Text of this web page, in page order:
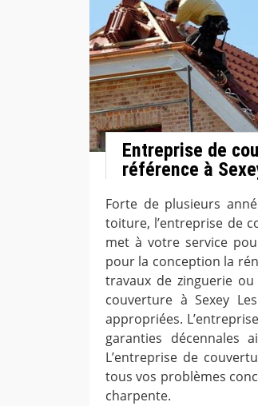
Entreprise de
référence à
Forte de plusieurs
toiture, l’entreprise de
met à votre service
pour la conception la
travaux de zinguerie
couverture à Sexey
appropriées.
garanties décennales
L’entreprise de
tous vos problèmes
charpente.